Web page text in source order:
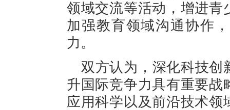
领域交流等活动，增进青
加强教育领域沟通协作
力。
双方认为，深化科技创
升国际竞争力具有重要战
应用科学以及前沿技术领